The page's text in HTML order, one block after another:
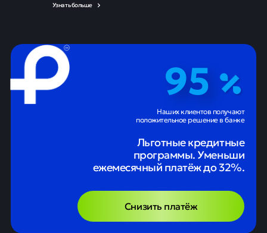
Узнать больше
95
Наших клиентов получают
положительное решение в банке
Льготные кредитные
программы. Уменьши
ежемесячный платёж до 32%.
Снизить платёж